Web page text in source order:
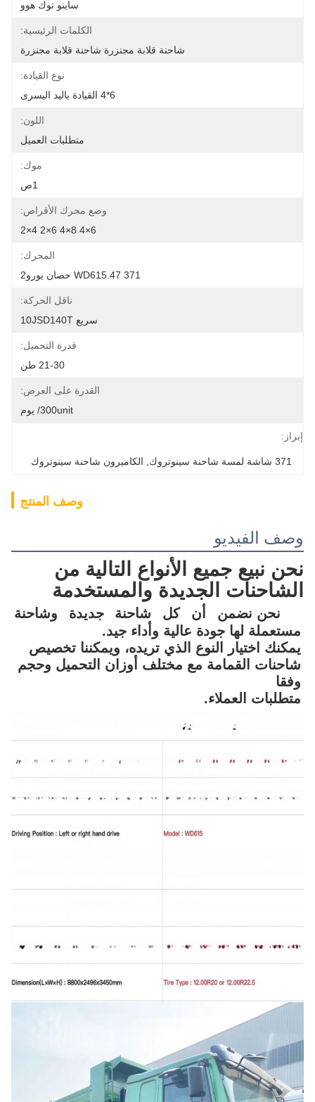
ساينو توك هوو
الكلمات الرئيسية:
شاحنة قلابة مجنزرة شاحنة قلابة مجنزرة
نوع القيادة:
6*4 القيادة باليد اليسرى
اللون:
متطلبات العميل
موك:
1ص
وضع محرك الأقراص:
6×4 8×4 6×2 4×2
المحرك:
WD615.47 371 حصان يورو2
ناقل الحركة:
سريع 10JSD140T
قدرة التحميل:
21-30 طن
القدرة على العرض:
300unit/ يوم
إبراز:
371 شاشة لمسة شاحنة سينوتروك الكاميرون شاحنة سينوتروك
وصف المنتج
وصف الفيديو
الشاحنات الجديدة والمستخدمة
مستعملة لها جودة عالية وأداء جيد.
وفقا
متطلبات العملاء.